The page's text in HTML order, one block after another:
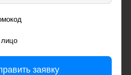
заявку